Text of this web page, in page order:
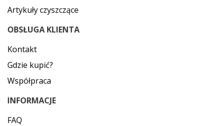
Artykuły czyszczące
OBSŁUGA KLIENTA
Kontakt
Gdzie kupić?
Współpraca
INFORMACJE
FAQ